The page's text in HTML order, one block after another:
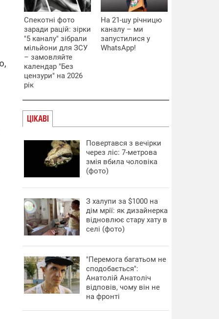
Спекотні фото
заради рацій: зірки
"5 каналу" зібрали
мільйони для ЗСУ
– замовляйте
календар "Без
цензури" на 2026
рік
На 21-шу річницю
каналу – ми
запустилися у
WhatsApp!
ЦІКАВІ
Повертався з вечірки
через ліс: 7-метрова
змія вбила чоловіка
(фото)
З халупи за $1000 на
дім мрії: як дизайнерка
відновлює стару хату в
селі (фото)
"Перемога багатьом не
сподобається":
Анатолій Анатоліч
відповів, чому він не
на фронті